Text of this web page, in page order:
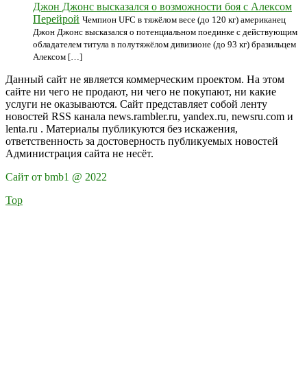
Джон Джонс высказался о возможности боя с Алексом
Перейрой Чемпион UFC в тяжёлом весе (до 120 кг) американец
Джон Джонс высказался о потенциальном поединке с действующим
обладателем титула в полутяжёлом дивизионе (до 93 кг) бразильцем
Алексом […]
Данный сайт не является коммерческим проектом. На этом
сайте ни чего не продают, ни чего не покупают, ни какие
услуги не оказываются. Сайт представляет собой ленту
новостей RSS канала news.rambler.ru, yandex.ru, newsru.com и
lenta.ru . Материалы публикуются без искажения,
ответственность за достоверность публикуемых новостей
Администрация сайта не несёт.
Сайт от bmb1 @ 2022
Top